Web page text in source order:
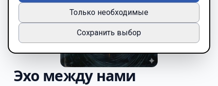
Эхо между нами
Только необходимые
Сохранить выбор